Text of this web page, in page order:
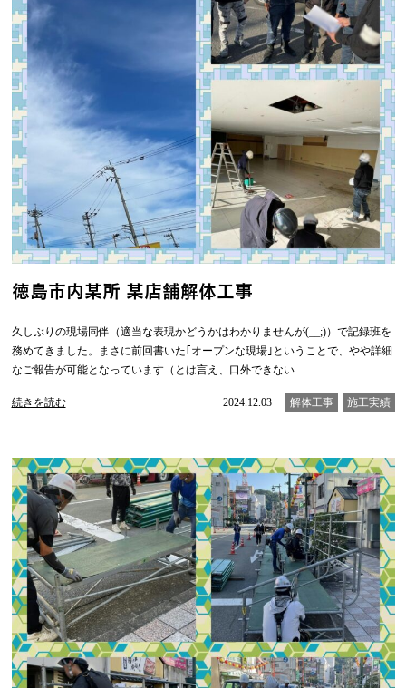
徳島市内某所 某店舗解体工事
久しぶりの現場同伴（適当な表現かどうかはわかりませんが(__;)）で記録班を
務めてきました。まさに前回書いた｢オープンな現場｣ということで、やや詳細
なご報告が可能となっています（とは言え、口外できない
続きを読む 2024.12.03 解体工事 施工実績